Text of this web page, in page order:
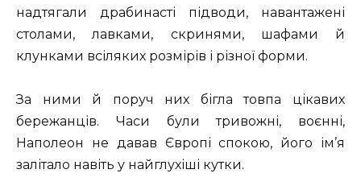
надтягали драбинасті підводи, навантажені
столами, лавками, скринями, шафами й
клунками всіляких розмірів і різної форми.
За ними й поруч них бігла товпа цікавих
бережанців. Часи були тривожні, воєнні,
Наполеон не давав Європі спокою, його ім’я
залітало навіть у найглухіші кутки.